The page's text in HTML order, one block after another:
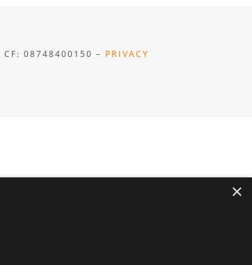
CF: 08748400150 – PRIVACY
×